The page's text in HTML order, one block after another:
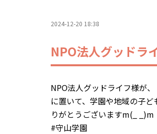
2024-12-20 18:38
NPO法人グッドラ
NPO法人グッドライフ様が
に置いて、学園や地域の子
りがとうございますm(_ _)m
#守山学園